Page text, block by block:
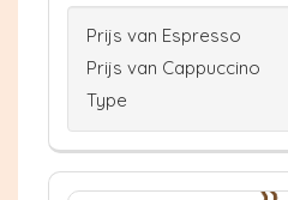
Prijs van Espresso
Prijs van Cappuccino
Type